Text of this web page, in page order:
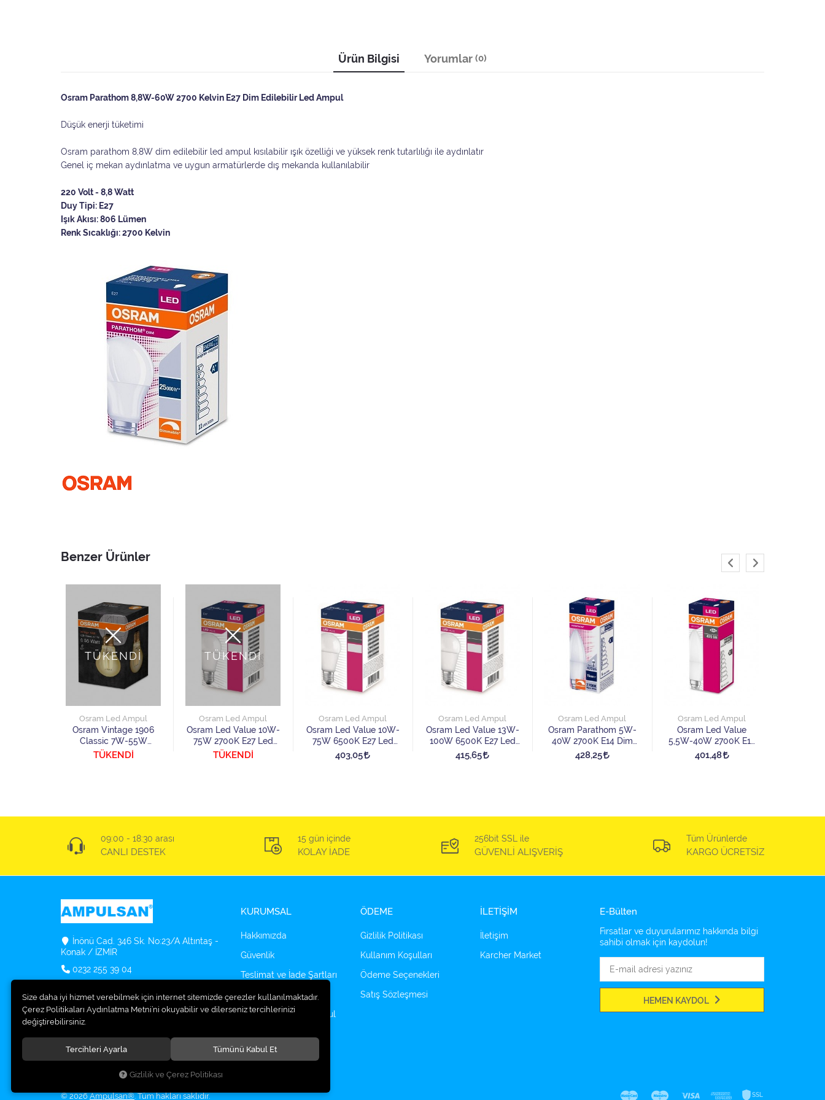
Ürün Bilgisi Yorumlar (0)
Osram Parathom 8,8W-60W 2700 Kelvin E27 Dim Edilebilir Led Ampul
Düşük enerji tüketimi
Osram parathom 8,8W dim edilebilir led ampul kısılabilir ışık özelliği ve yüksek renk tutarlılığı ile aydınlatır
Genel iç mekan aydınlatma ve uygun armatürlerde dış mekanda kullanılabilir
220 Volt - 8,8 Watt
Duy Tipi: E27
Işık Akısı: 806 Lümen
Renk Sıcaklığı: 2700 Kelvin
Benzer Ürünler
TÜKENDİ
Osram Led Ampul
Osram Vintage 1906
Classic 7W-55W
2500K E27 Led Ampul
TÜKENDİ
TÜKENDİ
Osram Led Ampul
Osram Led Value 10W-
75W 2700K E27 Led
Ampul
TÜKENDİ
Osram Led Ampul
Osram Led Value 10W-
75W 6500K E27 Led
Ampul
403,05
Osram Led Ampul
Osram Led Value 13W-
100W 6500K E27 Led
Ampul
415,65
Osram Led Ampul
Osram Parathom 5W-
40W 2700K E14 Dim
Edilebilir Led Ampul
428,25
Osram Led Ampul
Osram Led Value
5,5W-40W 2700K E14
Led Ampul
401,48
09:00 - 18:30 arası
CANLI DESTEK
15 gün içinde
KOLAY İADE
256bit SSL ile
GÜVENLİ ALIŞVERİŞ
Tüm Ürünlerde
KARGO ÜCRETSİZ
İnönü Cad. 346 Sk. No:23/A Altıntaş -
Konak / İZMİR
0232 255 39 04
E-Bülten
Fırsatlar ve duyurularımız hakkında bilgi
sahibi olmak için kaydolun!
HEMEN KAYDOL
KURUMSAL
Hakkımızda
Güvenlik
Teslimat ve İade Şartları
Kargo Seçenekleri
Osram Otomotiv Ampul
ÖDEME
Gizlilik Politikası
Kullanım Koşulları
Ödeme Seçenekleri
Satış Sözleşmesi
İLETİŞİM
İletişim
Karcher Market
© 2026Ampulsan®. Tüm hakları saklıdır.
Size daha iyi hizmet verebilmek için internet sitemizde çerezler kullanılmaktadır.
Çerez Politikaları Aydınlatma Metni’ni okuyabilir ve dilerseniz tercihlerinizi
değiştirebilirsiniz.
Tercihleri Ayarla Tümünü Kabul Et
Gizlilik ve Çerez Politikası